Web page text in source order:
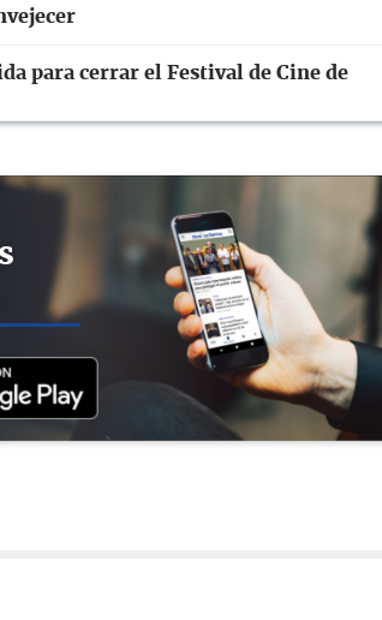
para cerrar el Festival de Cine de